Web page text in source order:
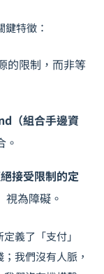
特徵：
的限制，而非等
（組合手邊資
。
接受限制的定
視為障礙。
義了「支付」
我們沒有人脈，